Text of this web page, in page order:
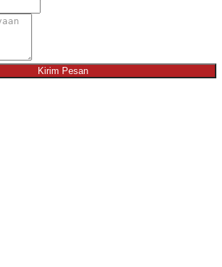
Kirim Pesan